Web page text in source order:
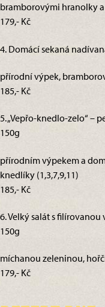
bramborovými hranolky a
179,- Kč
4. Domácí sekaná
přírodní výpek,
185,- Kč
5. „Vepřo-knedlo-zelo“ –
150g
přírodním výpekem a
knedlíky (1,3,7,9,11)
185,- Kč
6. Velký salát s
150g
míchanou zeleninou,
179,- Kč